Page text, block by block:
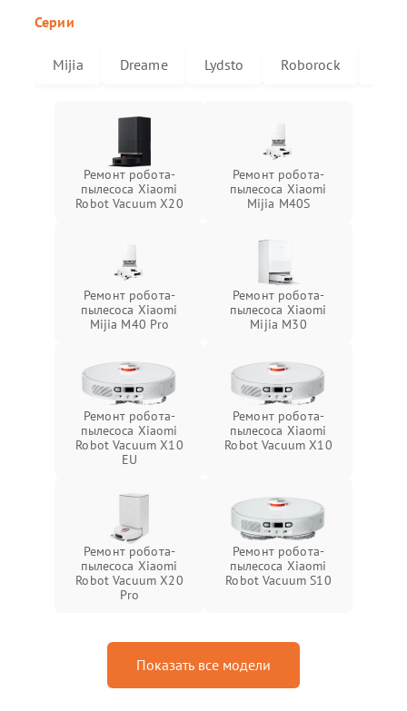
Серии
Mijia Dreame Lydsto Roborock
Ремонт робота-
пылесоса Xiaomi
Robot Vacuum X20
Ремонт робота-
пылесоса Xiaomi
Mijia M40S
Ремонт робота-
пылесоса Xiaomi
Mijia M40 Pro
Ремонт робота-
пылесоса Xiaomi
Mijia M30
Ремонт робота-
пылесоса Xiaomi
Robot Vacuum X10
EU
Ремонт робота-
пылесоса Xiaomi
Robot Vacuum X10
Ремонт робота-
пылесоса Xiaomi
Robot Vacuum X20
Pro
Ремонт робота-
пылесоса Xiaomi
Robot Vacuum S10
Показать все модели